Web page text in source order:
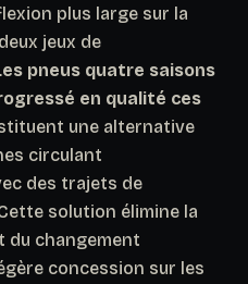
plus large sur la
jeux de
pneus quatre saisons
en qualité ces
une alternative
circulant
des trajets de
solution élimine la
du changement
concession sur les